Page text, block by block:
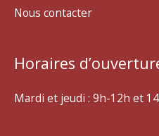
Nous contacter
Horaires
Mardi et jeudi : 9h-12h et